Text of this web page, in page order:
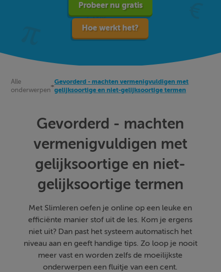
Probeer nu gratis
Hoe werkt het?
Alle
onderwerpen
Gevorderd - machten vermenigvuldigen met
gelijksoortige en niet-gelijksoortige termen
Gevorderd - machten
vermenigvuldigen met
gelijksoortige en niet-
gelijksoortige termen
Met Slimleren oefen je online op een leuke en
efficiënte manier stof uit de les. Kom je ergens
niet uit? Dan past het systeem automatisch het
niveau aan en geeft handige tips. Zo loop je nooit
meer vast en worden zelfs de moeilijkste
onderwerpen een fluitje van een cent.